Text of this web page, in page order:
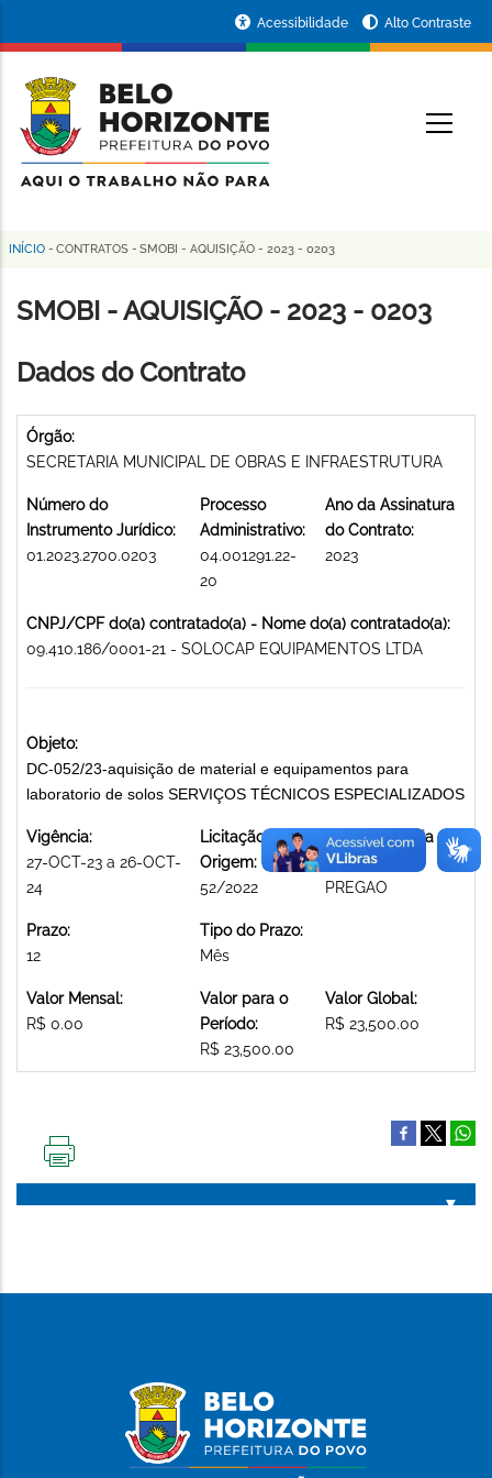
conteúdo
principal
da
Prefeitura
de
Horizonte
Acessibilidade Alto Contraste
Trilha
de
INÍCIO - CONTRATOS - SMOBI - AQUISIÇÃO - 2023 - 0203
SMOBI - AQUISIÇÃO - 2023 - 0203
Dados do Contrato
Órgão:
SECRETARIA MUNICIPAL DE OBRAS E INFRAESTRUTURA
Número do
Instrumento Jurídico:
01.2023.2700.0203
Processo
Administrativo:
04.001291.22-
20
Ano da Assinatura
do Contrato:
2023
CNPJ/CPF do(a) contratado(a) - Nome do(a) contratado(a):
09.410.186/0001-21 - SOLOCAP EQUIPAMENTOS LTDA
Objeto:
DC-052/23-aquisição de material e equipamentos para
laboratorio de solos SERVIÇOS TÉCNICOS ESPECIALIZADOS
Vigência:
27-OCT-23 a 26-OCT-
24
Licitação de
Origem:
52/2022
Modalidade da
licitação:
PREGAO
Prazo:
12
Tipo do Prazo:
Mês
Valor Mensal:
R$ 0.00
Valor para o
Período:
R$ 23,500.00
Valor Global:
R$ 23,500.00
PÁGINA